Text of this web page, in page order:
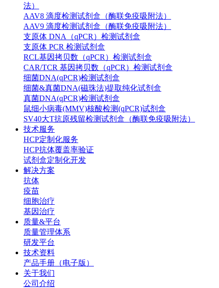
法）
AAV8 滴度检测试剂盒（酶联免疫吸附法）
AAV9 滴度检测试剂盒（酶联免疫吸附法）
支原体 DNA（qPCR）检测试剂盒
支原体 PCR 检测试剂盒
RCL基因拷贝数（qPCR）检测试剂盒
CAR/TCR 基因拷贝数（qPCR）检测试剂盒
细菌DNA(qPCR)检测试剂盒
细菌&真菌DNA(磁珠法)提取纯化试剂盒
真菌DNA(qPCR)检测试剂盒
鼠细小病毒(MMV)核酸检测(qPCR)试剂盒
SV40大T抗原残留检测试剂盒（酶联免疫吸附法）
技术服务
HCP定制化服务
HCP抗体覆盖率验证
试剂盒定制化开发
解决方案
抗体
疫苗
细胞治疗
基因治疗
质量&平台
质量管理体系
研发平台
技术资料
产品手册（电子版）
关于我们
公司介绍